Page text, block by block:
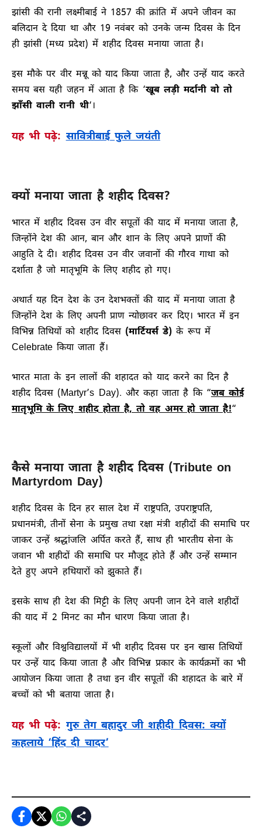
झांसी की रानी लक्ष्मीबाई ने 1857 की क्रांति में अपने जीवन का
बलिदान दे दिया था और 19 नवंबर को उनके जन्म दिवस के दिन
ही झांसी (मध्य प्रदेश) में शहीद दिवस मनाया जाता है।
इस मौके पर वीर मन्नू को याद किया जाता है, और उन्हें याद करते
समय बस यही जहन में आता है कि ‘खूब लड़ी मर्दानी वो तो
झाँसी वाली रानी थी‘।
यह भी पढ़े: सावित्रीबाई फुले जयंती
क्यों मनाया जाता है शहीद दिवस?
भारत में शहीद दिवस उन वीर सपूतों की याद में मनाया जाता है,
जिन्होंने देश की आन, बान और शान के लिए अपने प्राणों की
आहुति दे दी। शहीद दिवस उन वीर जवानों की गौरव गाथा को
दर्शाता है जो मातृभूमि के लिए शहीद हो गए।
अथार्त यह दिन देश के उन देशभक्तों की याद में मनाया जाता है
जिन्होंने देश के लिए अपनी प्राण न्योछावर कर दिए। भारत में इन
विभिन्न तिथियों को शहीद दिवस (मार्टियर्स डे) के रूप में
Celebrate किया जाता हैं।
भारत माता के इन लालों की शहादत को याद करने का दिन है
शहीद दिवस (Martyr’s Day). और कहा जाता है कि “जब कोई
मातृभूमि के लिए शहीद होता है, तो वह अमर हो जाता है!“
कैसे मनाया जाता है शहीद दिवस (Tribute on
Martyrdom Day)
शहीद दिवस के दिन हर साल देश में राष्ट्रपति, उपराष्ट्रपति,
प्रधानमंत्री, तीनों सेना के प्रमुख तथा रक्षा मंत्री शहीदों की समाधि पर
जाकर उन्हें श्रद्धांजलि अर्पित करते हैं, साथ ही भारतीय सेना के
जवान भी शहीदों की समाधि पर मौजूद होते हैं और उन्हें सम्मान
देते हुए अपने हथियारों को झुकाते हैं।
इसके साथ ही देश की मिट्टी के लिए अपनी जान देने वाले शहीदों
की याद में 2 मिनट का मौन धारण किया जाता है।
स्कूलों और विश्वविद्यालयों में भी शहीद दिवस पर इन खास तिथियों
पर उन्हें याद किया जाता है और विभिन्न प्रकार के कार्यक्रमों का भी
आयोजन किया जाता है तथा इन वीर सपूतों की शहादत के बारे में
बच्चों को भी बताया जाता है।
यह भी पढ़े: गुरु तेग बहादुर जी शहीदी दिवस: क्यों
कहलाये ‘हिंद दी चादर’